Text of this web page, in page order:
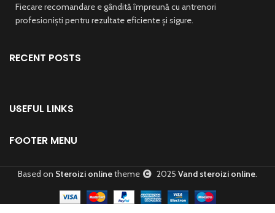
Fiecare recomandare e gândită împreună cu antrenori
profesioniști pentru rezultate eficiente și sigure.
RECENT POSTS
USEFUL LINKS
FOOTER MENU
Based on Steroizi onlinetheme 2025 Vand steroizi online.